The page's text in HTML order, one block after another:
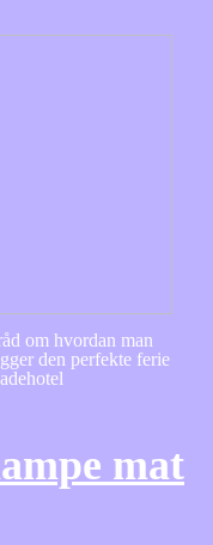
om hvordan man
den perfekte ferie
mat